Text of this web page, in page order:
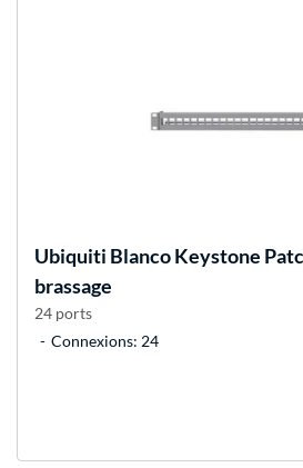
Ubiquiti Blanco Keystone
brassage
24 ports
Connexions: 24